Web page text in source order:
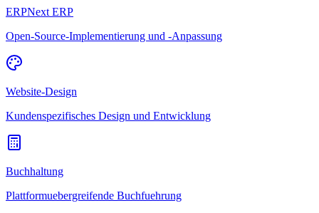
ERPNext ERP
Open-Source-Implementierung und -Anpassung
Website-Design
Kundenspezifisches Design und Entwicklung
Buchhaltung
Plattformuebergreifende Buchfuehrung